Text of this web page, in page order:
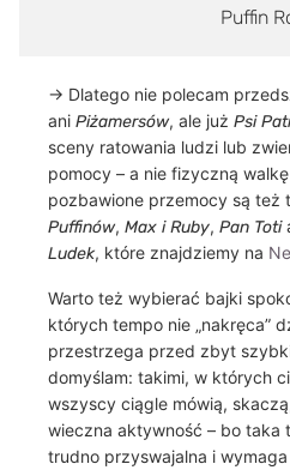
Puffin
→ Dlatego nie polecam
ani Piżamersów, ale już Psi
sceny ratowania ludzi lub
pomocy – a nie fizyczną walkę
pozbawione przemocy są też
Puffinów, Max i Ruby, Pan Toti
Ludek, które znajdziemy na
Warto też wybierać bajki
których tempo nie „nakręca”
przestrzega przed zbyt
domyślam: takimi, w których
wszyscy ciągle mówią,
wieczna aktywność – bo taka
trudno przyswajalna i